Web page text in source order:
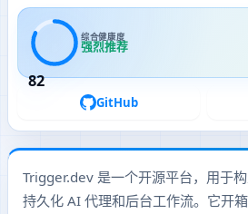
82
综合健康度
强烈推荐
GitHub
Trigger.dev 是一个开源平台，用于
持久化 AI 代理和后台工作流。它开